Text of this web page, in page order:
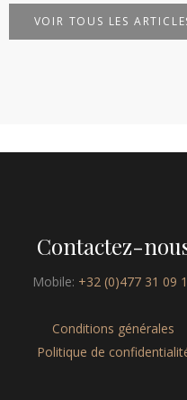
VOIR TOUS LES
Contactez-
Mobile: +32 (0)477 31 09
Conditions générales
Politique de